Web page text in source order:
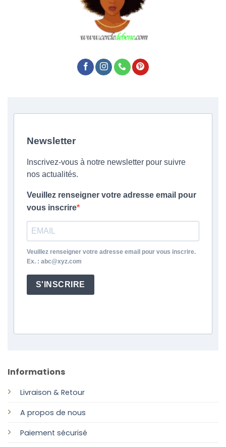
Informations
Livraison & Retour
A propos de nous
Paiement sécurisé
Newsletter
Inscrivez-vous à notre newsletter pour suivre
nos actualités.
Veuillez renseigner votre adresse email pour
vous inscrire
Veuillez renseigner votre adresse email pour vous inscrire.
Ex. : abc@xyz.com
S'INSCRIRE